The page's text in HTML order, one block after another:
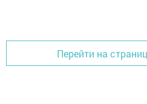
Перейти на